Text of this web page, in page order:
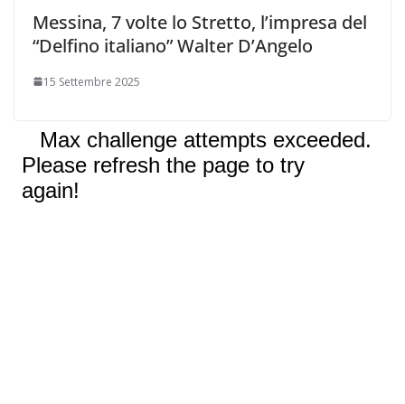
Messina, 7 volte lo Stretto, l’impresa del
“Delfino italiano” Walter D’Angelo
15 Settembre 2025